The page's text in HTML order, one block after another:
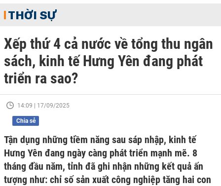
THỜI SỰ
Xếp thứ 4 cả nước về tổng thu ngân
sách, kinh tế Hưng Yên đang phát
triển ra sao?
14:09 | 17/09/2025
Chia sẻ
Tận dụng những tiềm năng sau sáp nhập, kinh tế
Hưng Yên đang ngày càng phát triển mạnh mẽ. 8
tháng đầu năm, tỉnh đã ghi nhận những kết quả ấn
tượng như: chỉ số sản xuất công nghiệp tăng hai con